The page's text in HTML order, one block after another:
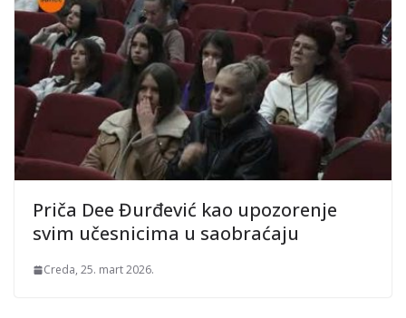
Priča Dee Đurđević kao upozorenje
svim učesnicima u saobraćaju
Creda, 25. mart 2026.